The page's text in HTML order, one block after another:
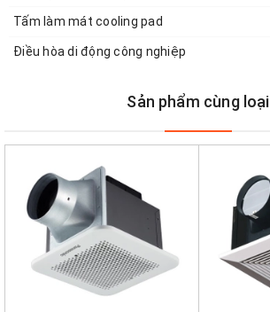
Tấm làm mát cooling pad
Điều hòa di động công nghiệp
Sản phẩm cùng loại